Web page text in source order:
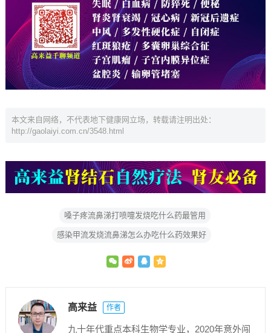
本文来自网络，不代表地下健康网立场，转载请注明出处：
http://gaolaiyi.com.cn/3548.html
嗓子疼流鼻涕打喷嚏发烧吃什么药最管用
感染甲流发烧流鼻涕怎么办吃什么药效果好
高来益 作者
九十年代重点本科生物学专业，2020年意外闯